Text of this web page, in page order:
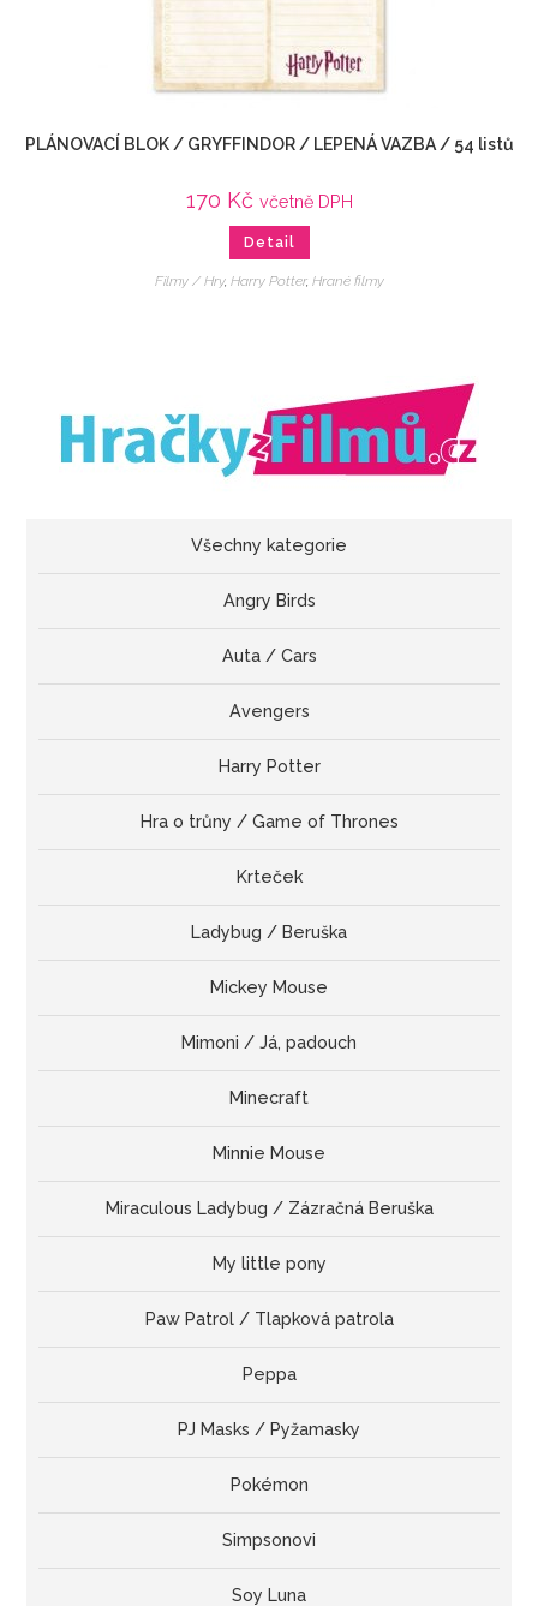
PLÁNOVACÍ BLOK / GRYFFINDOR / LEPENÁ VAZBA / 54 listů
170 Kč včetně DPH
Detail
Filmy / Hry, Harry Potter, Hrané filmy
Všechny kategorie
Angry Birds
Auta / Cars
Avengers
Harry Potter
Hra o trůny / Game of Thrones
Krteček
Ladybug / Beruška
Mickey Mouse
Mimoni / Já, padouch
Minecraft
Minnie Mouse
Miraculous Ladybug / Zázračná Beruška
My little pony
Paw Patrol / Tlapková patrola
Peppa
PJ Masks / Pyžamasky
Pokémon
Simpsonovi
Soy Luna